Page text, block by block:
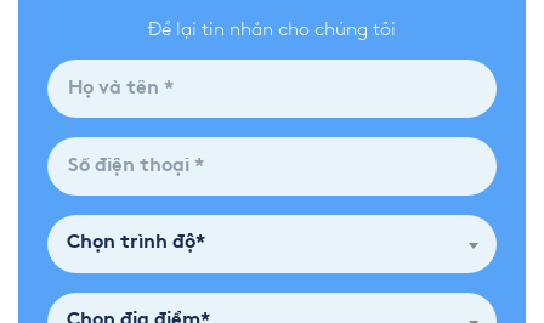
Để lại tin nhắn cho chúng tôi
Chọn trình độ*